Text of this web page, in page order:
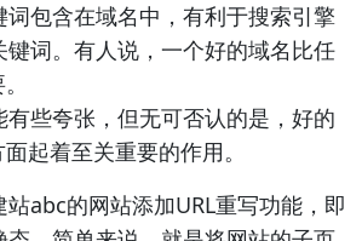
包含在域名中，有利于搜索引擎
键词。有人说，一个好的域名比任
些夸张，但无可否认的是，好的
起着至关重要的作用。
abc的网站添加URL重写功能，即